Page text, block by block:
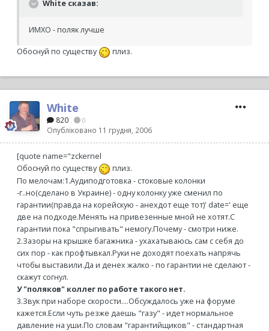
White сказав:
ИМХО - поляк лучше
Обоснуй по существу плиз.
White
820 0
Опубліковано 11 грудня, 2006
[quote name="zckernel
Обоснуй по существу
плиз.
По мелочам:1.Аудиподготовка - стоковые колонки
-г..но(сделано в Украине) - одну колонку уже сменил по
гарантии(правда на корейскую - анехдот еще тот)' date=' еще
две на подходе.Менять на привезенные мной не хотят.С
гарантии пока "спрыгивать" немогу.Почему - смотри ниже.
2.Зазоры на крышке багажника - ухахатываюсь сам с себя до
сих пор - как профтывкал.Руки не доходят поехать напрячь
чтобы выставили.Да и денех жалко - по гарантии не сделают -
скажут согнул.
У "поляков" коллег по работе такого нет.
3.Звук при наборе скорости....Обсуждалось уже на форуме
кажется.Если чуть резже даешь "газу" - идет нормальное
давление на уши.По словам "гарантийщиков" - стандартная